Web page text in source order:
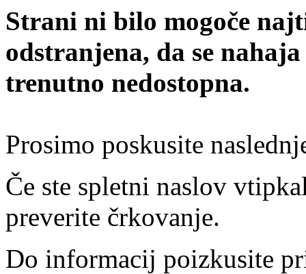
Strani ni bilo mogoče
odstranjena, da se
trenutno nedostopna.
Prosimo poskusite
Če ste spletni naslov
preverite črkovanje.
Do informacij poizkusite